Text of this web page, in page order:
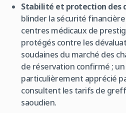
Stabilité et protection des
blinder la sécurité
centres médicaux de
protégés contre les
soudaines du marché des
de réservation confirmé ;
particulièrement apprécié
consultent les tarifs de
saoudien.